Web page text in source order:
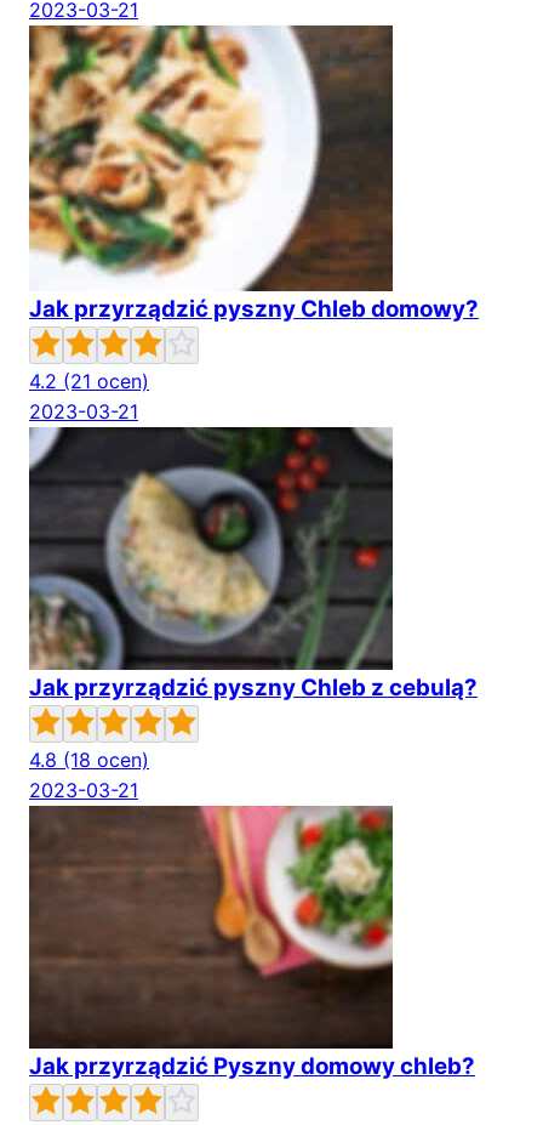
2023-03-21
Jak przyrządzić pyszny Chleb domowy?
4.2 (21 ocen)
2023-03-21
Jak przyrządzić pyszny Chleb z cebulą?
4.8 (18 ocen)
2023-03-21
Jak przyrządzić Pyszny domowy chleb?